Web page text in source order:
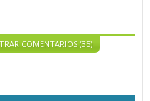
COMENTARIOS (35)